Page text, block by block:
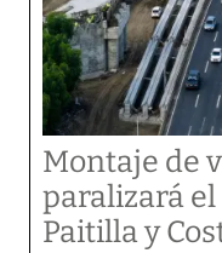
Montaje de
paralizará
Paitilla y